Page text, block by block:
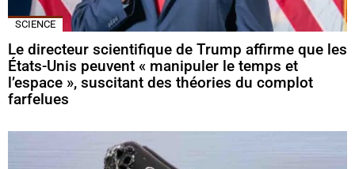
SCIENCE
Le directeur scientifique de Trump affirme que les
États-Unis peuvent « manipuler le temps et
l’espace », suscitant des théories du complot
farfelues